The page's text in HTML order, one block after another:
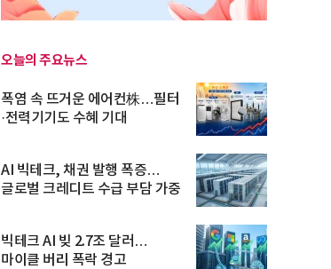
오늘의 주요뉴스
폭염 속 뜨거운 에어컨株…필터
·전력기기도 수혜 기대
AI 빅테크, 채권 발행 폭증…
글로벌 크레디트 수급 부담 가중
빅테크 AI 빚 2.7조 달러…
마이클 버리 폭락 경고